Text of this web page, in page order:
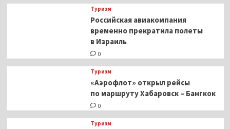
Туризм
Российская авиакомпания
временно прекратила полеты
в Израиль
0
Туризм
«Аэрофлот» открыл рейсы
по маршруту Хабаровск – Бангкок
0
Туризм